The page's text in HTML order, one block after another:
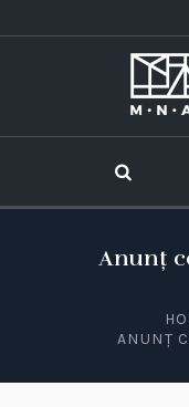
Anunț
ANUNȚ